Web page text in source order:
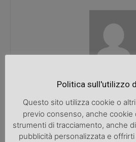
ARTICOLI CORRELATI ALTRO
Politica sull'utilizzo
Questo sito utilizza cookie o
previo consenso, anche cookie
strumenti di tracciamento, anche
pubblicità personalizzata e